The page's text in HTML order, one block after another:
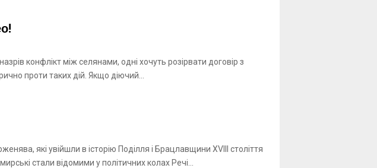
конфлікт між селянами, одні хочуть розірвати договір з
проти таких дій. Якщо діючий...
які увійшли в історію Поділля і Брацлавщини XVIII століття
стали відомими у політичних колах Речі...